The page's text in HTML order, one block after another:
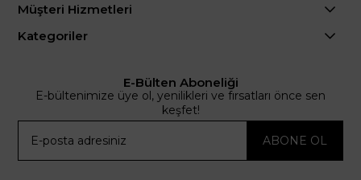
Müşteri Hizmetleri
Kategoriler
E-Bülten Aboneliği
E-bültenimize üye ol, yenilikleri ve fırsatları önce sen
keşfet!
ABONE OL